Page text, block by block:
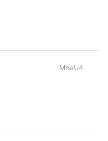
MheU4